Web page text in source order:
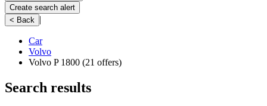
Create search alert
< Back |
Car
Volvo
Volvo P 1800 (21 offers)
Search results